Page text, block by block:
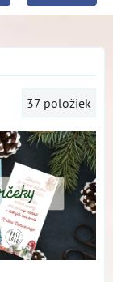
37 položiek